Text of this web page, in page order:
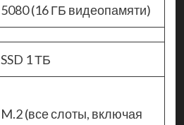
5080 (16 ГБ видеопамяти)
SSD 1 ТБ
M.2 (все слоты, включая